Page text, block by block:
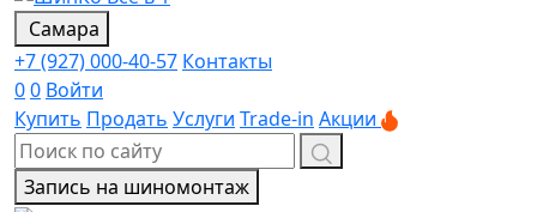
Самара
+7 (927) 000-40-57 Контакты
00 Войти
Купить Продать Услуги Trade-in Акции
Запись на шиномонтаж